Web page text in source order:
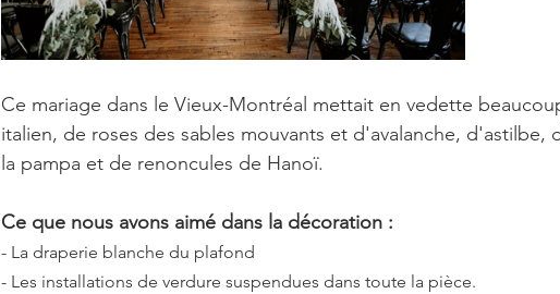
Ce mariage dans le Vieux-Montréal mettait en vedette
italien, de roses des sables mouvants et d'avalanche,
la pampa et de renoncules de Hanoï.
Ce que nous avons aimé dans la décoration :
- La draperie blanche du plafond
- Les installations de verdure suspendues dans toute la pièce.